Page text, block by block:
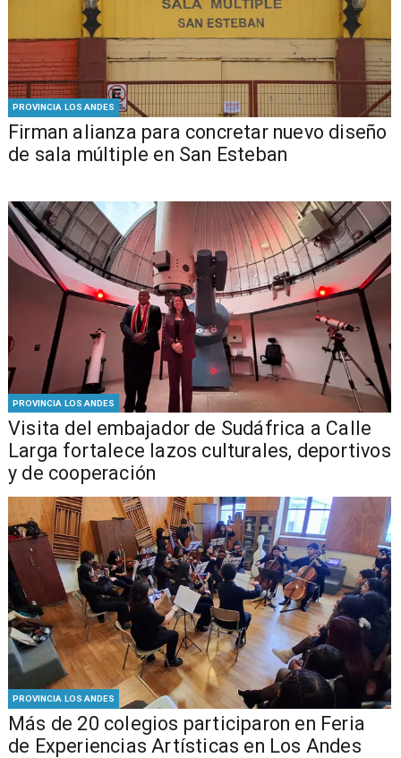
PROVINCIA LOS ANDES
​​Firman alianza para concretar nuevo diseño
de sala múltiple en San Esteban
PROVINCIA LOS ANDES
​Visita del embajador de Sudáfrica a Calle
Larga fortalece lazos culturales, deportivos
y de cooperación
PROVINCIA LOS ANDES
Más de 20 colegios participaron en Feria
de Experiencias Artísticas en Los Andes